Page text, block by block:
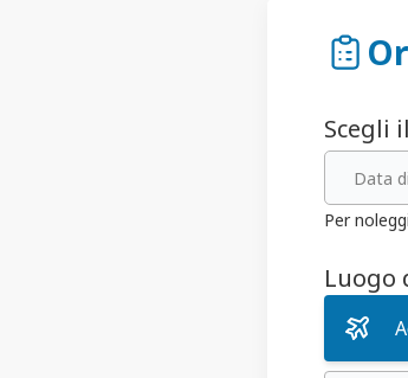
Scegli
Data
Per
Luogo